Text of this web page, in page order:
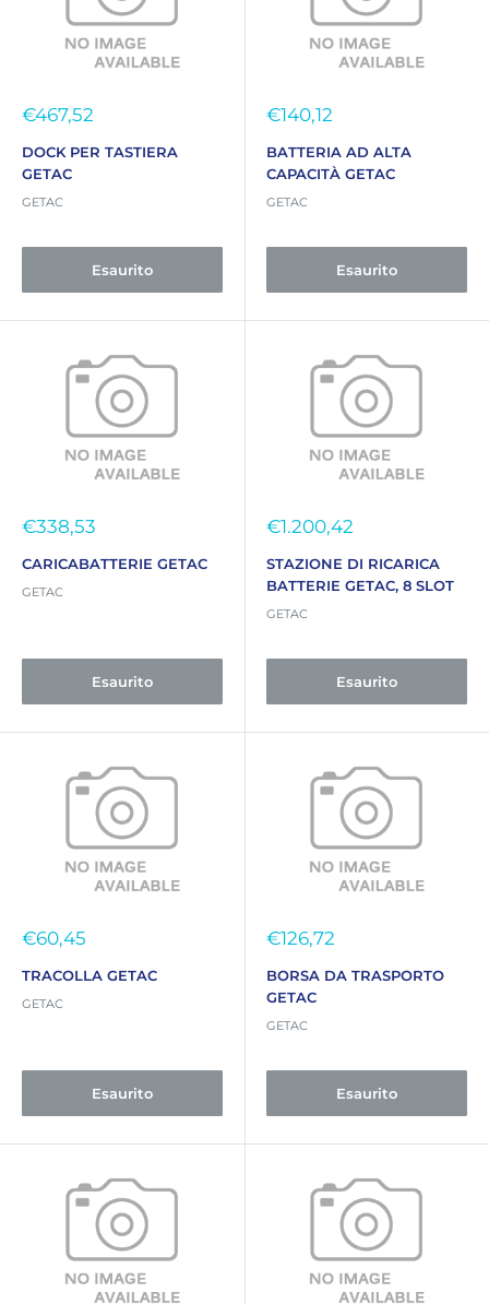
Prezzo
€467,52
DOCK PER TASTIERA
GETAC
GETAC
Esaurito
Prezzo
€140,12
BATTERIA AD ALTA
CAPACITÀ GETAC
GETAC
Esaurito
Prezzo
€338,53
CARICABATTERIE GETAC
GETAC
Esaurito
Prezzo
€1.200,42
STAZIONE DI RICARICA
BATTERIE GETAC, 8 SLOT
GETAC
Esaurito
Prezzo
€60,45
TRACOLLA GETAC
GETAC
Esaurito
Prezzo
€126,72
BORSA DA TRASPORTO
GETAC
GETAC
Esaurito